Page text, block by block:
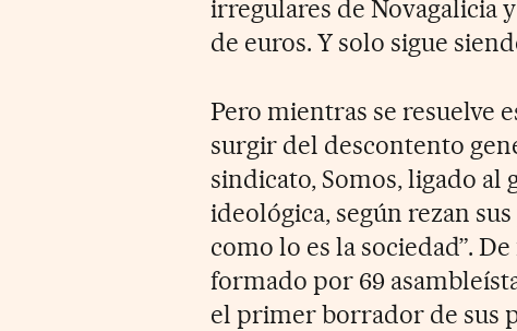
irregulares de Novagalicia
de euros. Y solo sigue
Pero mientras se resuelve
surgir del descontento
sindicato, Somos, ligado al
ideológica, según rezan
como lo es la sociedad”.
formado por 69
el primer borrador de sus